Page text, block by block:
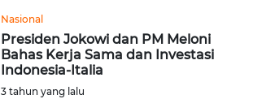
Nasional
Presiden Jokowi dan PM Meloni
Bahas Kerja Sama dan Investasi
Indonesia-Italia
3 tahun yang lalu